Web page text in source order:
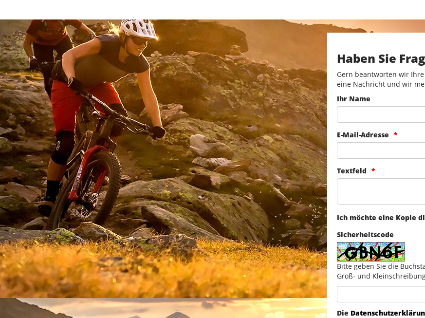
Haben Sie
Gern beantworten wir
eine Nachricht und wir
Ihr Name
E-Mail-Adresse
Textfeld
Ich möchte eine Kopie
Sicherheitscode
Bitte geben Sie die
Groß- und
Die